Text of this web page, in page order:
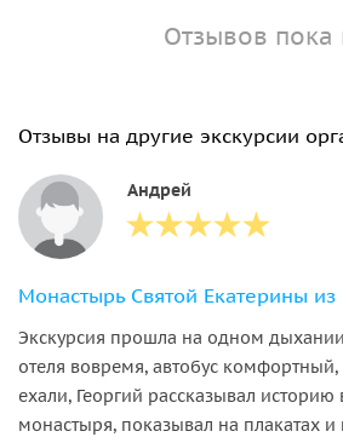
Отзывов пока
Отзывы на другие экскурсии
Андрей
Экскурсия прошла на одном
отеля вовремя, автобус
ехали, Георгий рассказывал
монастыря, показывал на плакатах